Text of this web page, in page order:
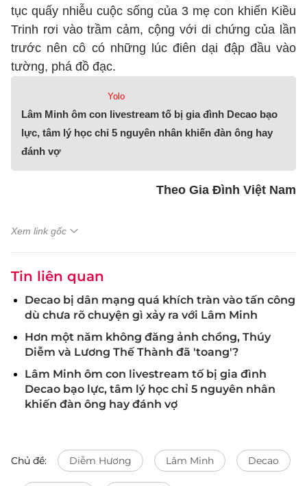
tục quấy nhiễu cuộc sống của 3 mẹ con khiến Kiều
Trinh rơi vào trầm cảm, cộng với di chứng của lần
trước nên cô có những lúc điên dại đập đầu vào
tường, phá đồ đạc.
Yolo
Lâm Minh ôm con livestream tố bị gia đình Decao bạo
lực, tâm lý học chỉ 5 nguyên nhân khiến đàn ông hay
đánh vợ
Theo Gia Đình Việt Nam
Xem link gốc
Tin liên quan
Decao bị dân mạng quá khích tràn vào tấn công
dù chưa rõ chuyện gì xảy ra với Lâm Minh
Hơn một năm không đăng ảnh chồng, Thúy
Diễm và Lương Thế Thành đã 'toang'?
Lâm Minh ôm con livestream tố bị gia đình
Decao bạo lực, tâm lý học chỉ 5 nguyên nhân
khiến đàn ông hay đánh vợ
Chủ đề: Diễm Hương Lâm Minh Decao